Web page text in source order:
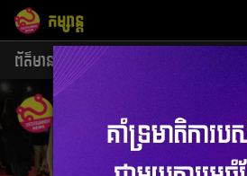
កម្សាន្ត
ព័ត៌មាន ជីវិតតារា